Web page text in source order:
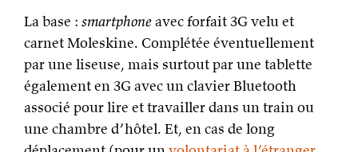
La base : smartphoneavec forfait 3G velu et
carnet Moleskine. Complétée éventuellement
par une liseuse, mais surtout par une tablette
également en 3G avec un clavier Bluetooth
associé pour lire et travailler dans un train ou
une chambre d’hôtel. Et, en cas de long